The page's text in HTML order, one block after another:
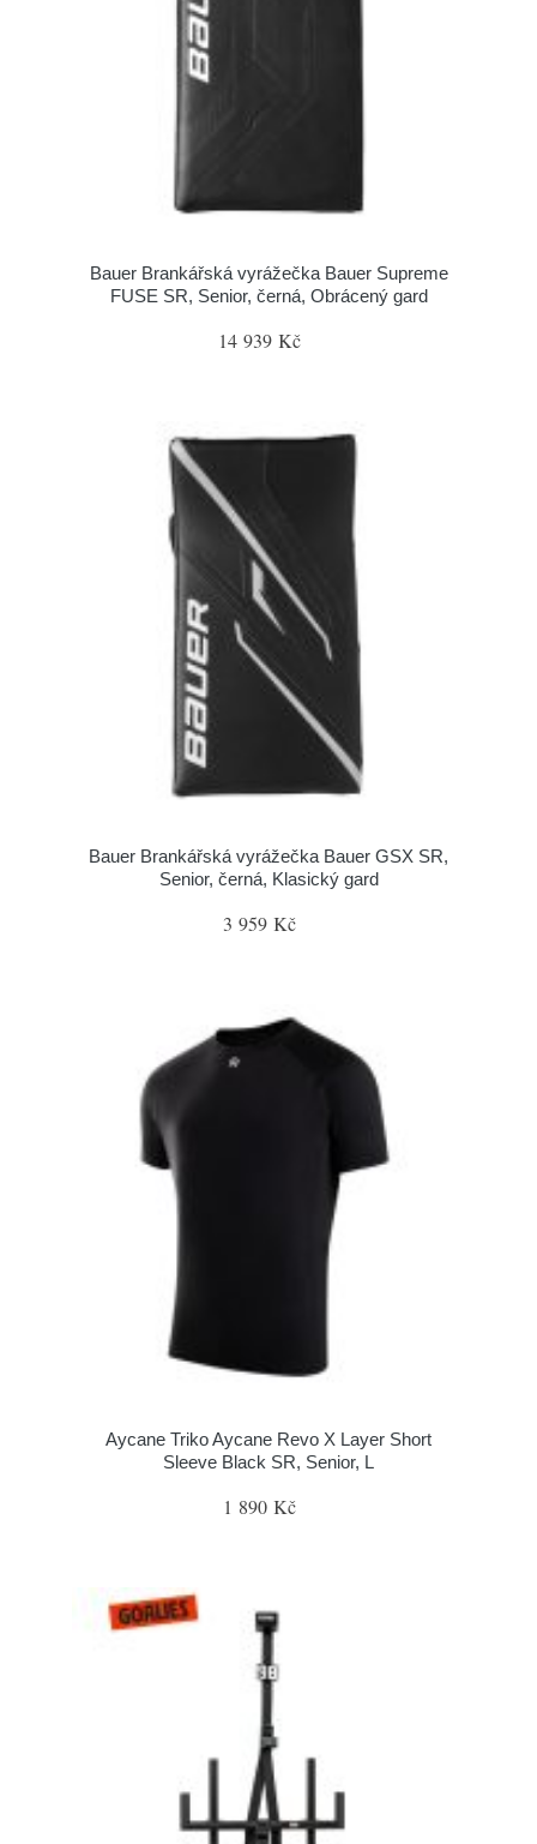
Bauer Brankářská vyrážečka Bauer Supreme
FUSE SR, Senior, černá, Obrácený gard
14 939 Kč
Bauer Brankářská vyrážečka Bauer GSX SR,
Senior, černá, Klasický gard
3 959 Kč
Aycane Triko Aycane Revo X Layer Short
Sleeve Black SR, Senior, L
1 890 Kč